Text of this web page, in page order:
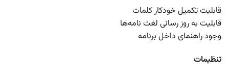
قابلیت تکمیل خودکار کلمات
قابلیت به روز رسانی لغت نامه‌ها
‍وجود راهنمای داخل برنامه
تنظیمات